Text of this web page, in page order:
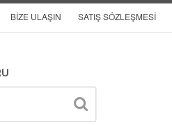
BIZE ULAŞIN SATIŞ SÖZLEŞMESI